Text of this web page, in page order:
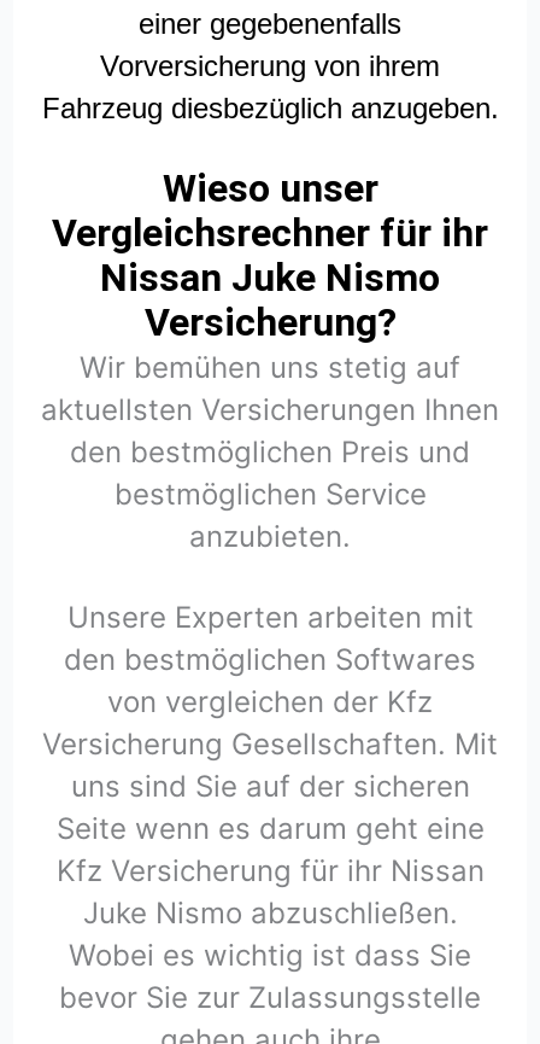
einer gegebenenfalls
Vorversicherung von ihrem
Fahrzeug diesbezüglich anzugeben.
Wieso unser
Vergleichsrechner für ihr
Nissan Juke Nismo
Versicherung?
Wir bemühen uns stetig auf
aktuellsten Versicherungen Ihnen
den bestmöglichen Preis und
bestmöglichen Service
anzubieten.
Unsere Experten arbeiten mit
den bestmöglichen Softwares
von vergleichen der Kfz
Versicherung Gesellschaften. Mit
uns sind Sie auf der sicheren
Seite wenn es darum geht eine
Kfz Versicherung für ihr Nissan
Juke Nismo abzuschließen.
Wobei es wichtig ist dass Sie
bevor Sie zur Zulassungsstelle